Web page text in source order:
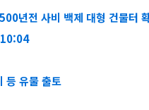
년전 사비 백제 대형 건물터
등 유물 출토